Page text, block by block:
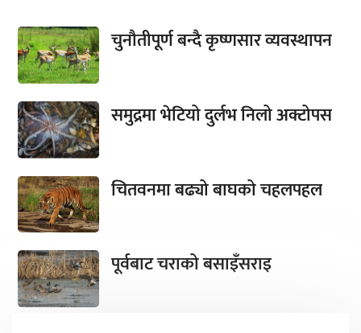
चुनौतीपूर्ण बन्दै कृष्णसार व्यवस्थापन
समुद्रमा भेटियो दुर्लभ निलो अक्टोपस
चितवनमा बढ्यो बाघको चहलपहल
पूर्वबाट चराको बसाइँसराइ